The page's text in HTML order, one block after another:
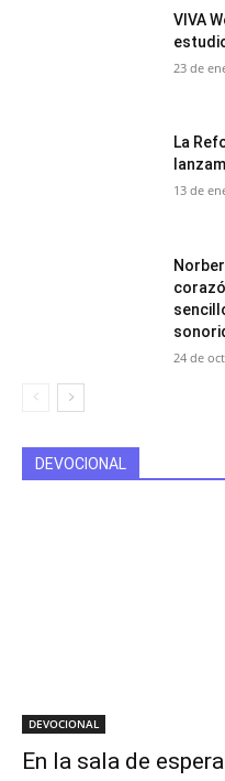
VIVA
23 de
La
13 de
24 de
DEVOCIONAL
DEVOCIONAL
En la sala de espera